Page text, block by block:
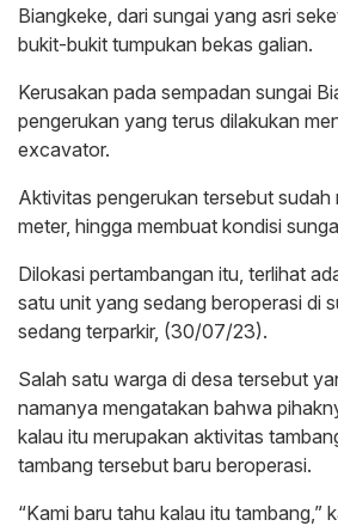
Biangkeke, dari sungai yang asri
bukit-bukit tumpukan bekas galian.
Kerusakan pada sempadan sungai
pengerukan yang terus dilakukan
excavator.
Aktivitas pengerukan tersebut sudah
meter, hingga membuat kondisi
Dilokasi pertambangan itu, terlihat
satu unit yang sedang beroperasi di
sedang terparkir, (30/07/23).
Salah satu warga di desa tersebut
namanya mengatakan bahwa
kalau itu merupakan aktivitas
tambang tersebut baru beroperasi.
“Kami baru tahu kalau itu tambang,”